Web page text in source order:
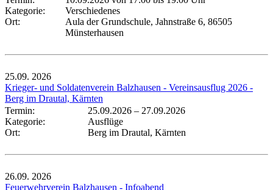
Kategorie:
Verschiedenes
Ort:
Aula der Grundschule, Jahnstraße 6, 86505
Münsterhausen
25.09. 2026
Krieger- und Soldatenverein Balzhausen - Vereinsausflug 2026 -
Berg im Drautal, Kärnten
Termin:
25.09.2026 – 27.09.2026
Kategorie:
Ausflüge
Ort:
Berg im Drautal, Kärnten
26.09. 2026
Feuerwehrverein Balzhausen - Infoabend